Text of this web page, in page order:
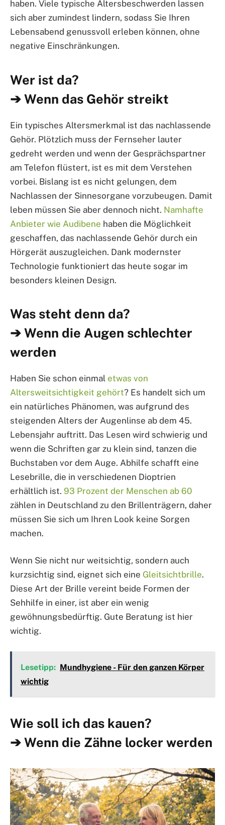
haben. Viele typische Altersbeschwerden lassen
sich aber zumindest lindern, sodass Sie Ihren
Lebensabend genussvoll erleben können, ohne
negative Einschränkungen.
Wer ist da?
➔ Wenn das Gehör streikt
Ein typisches Altersmerkmal ist das nachlassende
Gehör. Plötzlich muss der Fernseher lauter
gedreht werden und wenn der Gesprächspartner
am Telefon flüstert, ist es mit dem Verstehen
vorbei. Bislang ist es nicht gelungen, dem
Nachlassen der Sinnesorgane vorzubeugen. Damit
leben müssen Sie aber dennoch nicht. Namhafte
Anbieter wie Audibene haben die Möglichkeit
geschaffen, das nachlassende Gehör durch ein
Hörgerät auszugleichen. Dank modernster
Technologie funktioniert das heute sogar im
besonders kleinen Design.
Was steht denn da?
➔ Wenn die Augen schlechter
werden
Haben Sie schon einmal etwas von
Altersweitsichtigkeit gehört? Es handelt sich um
ein natürliches Phänomen, was aufgrund des
steigenden Alters der Augenlinse ab dem 45.
Lebensjahr auftritt. Das Lesen wird schwierig und
wenn die Schriften gar zu klein sind, tanzen die
Buchstaben vor dem Auge. Abhilfe schafft eine
Lesebrille, die in verschiedenen Dioptrien
erhältlich ist. 93 Prozent der Menschen ab 60
zählen in Deutschland zu den Brillenträgern, daher
müssen Sie sich um Ihren Look keine Sorgen
machen.
Wenn Sie nicht nur weitsichtig, sondern auch
kurzsichtig sind, eignet sich eine Gleitsichtbrille.
Diese Art der Brille vereint beide Formen der
Sehhilfe in einer, ist aber ein wenig
gewöhnungsbedürftig. Gute Beratung ist hier
wichtig.
Lesetipp: Mundhygiene - Für den ganzen Körper
wichtig
Wie soll ich das kauen?
➔ Wenn die Zähne locker werden